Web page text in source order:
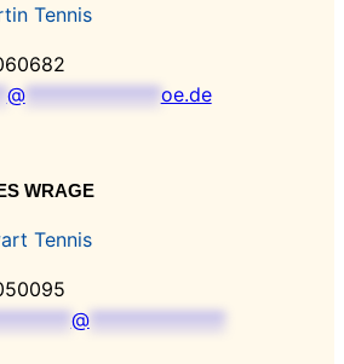
Tennis
@************** oe.de
WRAGE
Tennis
@**************